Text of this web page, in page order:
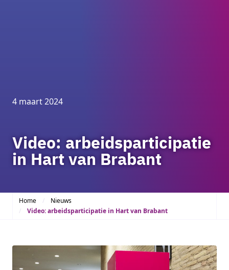
4 maart 2024
Video: arbeidsparticipatie
in Hart van Brabant
Home
Nieuws
Video: arbeidsparticipatie in Hart van Brabant